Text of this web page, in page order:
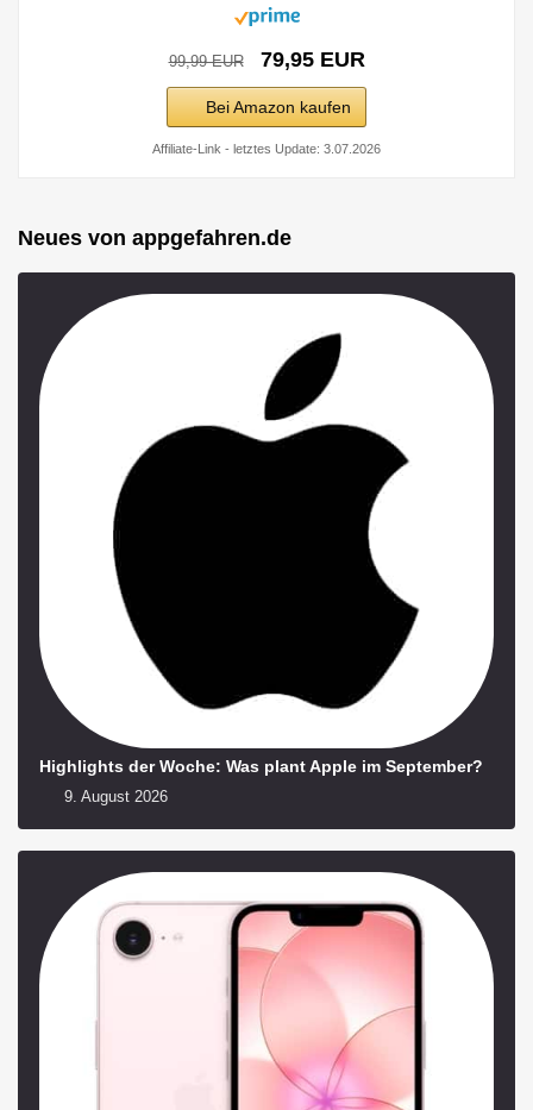
99,99 EUR 79,95 EUR
Bei Amazon kaufen
Affiliate-Link - letztes Update: 3.07.2026
Neues von appgefahren.de
Highlights der Woche: Was plant Apple im September?
9. August 2026